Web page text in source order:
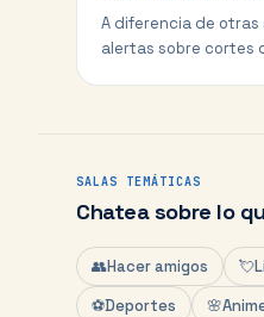
A diferencia de otras
alertas sobre cortes
SALAS TEMÁTICAS
Chatea sobre lo
👥Hacer amigos 💘
⚽Deportes 🌸